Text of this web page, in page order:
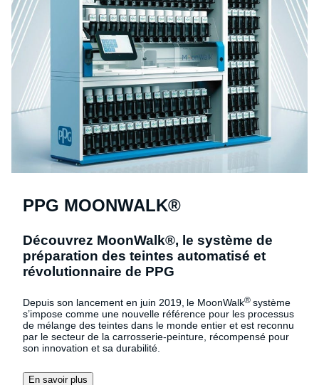
PPG MOONWALK®
Découvrez MoonWalk®, le système de
préparation des teintes automatisé et
révolutionnaire de PPG
Depuis son lancement en juin 2019, le MoonWalk® système
s’impose comme une nouvelle référence pour les processus
de mélange des teintes dans le monde entier et est reconnu
par le secteur de la carrosserie-peinture, récompensé pour
son innovation et sa durabilité.
En savoir plus